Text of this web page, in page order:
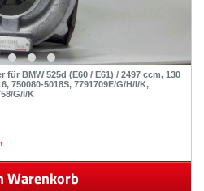
BMW 525d (E60 / E61) / 2497 ccm, 130
750080-5018S, 7791709E/G/H/I/K,
G/I/K
Warenkorb